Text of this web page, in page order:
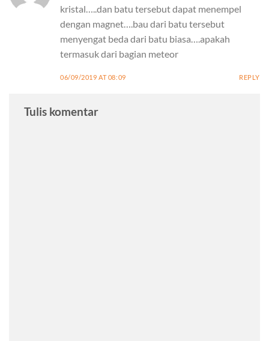
kristal…..dan batu tersebut dapat menempel
dengan magnet….bau dari batu tersebut
menyengat beda dari batu biasa….apakah
termasuk dari bagian meteor
06/09/2019 AT 08:09 REPLY
Tulis komentar